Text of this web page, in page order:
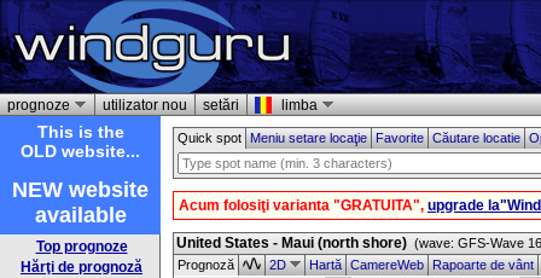
prognoze utilizator nou setări limba
This is the
OLD website...
NEW website
available
Top prognoze
Hărţi de prognoză
Quick spot Meniu setare locaţieFavoriteCăutare locatie
Acum folosiţi varianta "GRATUITA", upgrade
United States - Maui (north shore) (wave: GFS-Wave
Prognoză
2D HartăCamereWebRapoarte de vânt